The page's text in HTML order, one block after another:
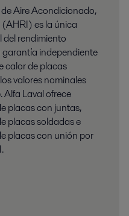
Aire Acondicionado,
es la única
rendimiento
garantía independiente
calor de placas
valores nominales
Alfa Laval ofrece
placas con juntas,
placas soldadas e
placas con unión por